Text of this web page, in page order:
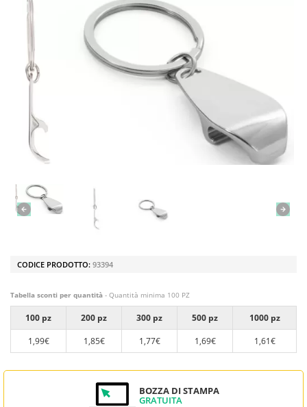
CODICE PRODOTTO: 93394
Tabella sconti per quantità - Quantità minima 100 PZ
100 pz 200 pz 300 pz 500 pz
1000 pz
1,99€
1,85€ 1,77€ 1,69€ 1,61€
BOZZA DI STAMPA
GRATUITA